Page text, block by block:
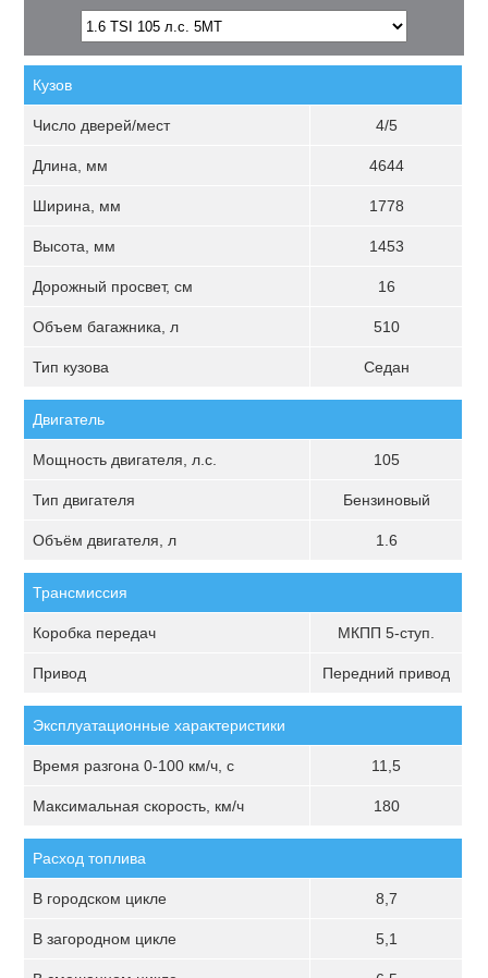
Кузов
Число дверей/мест 4/5
Длина, мм 4644
Ширина, мм 1778
Высота, мм 1453
Дорожный просвет, см 16
Объем багажника, л 510
Тип кузова Седан
Двигатель
Мощность двигателя, л.с. 105
Тип двигателя Бензиновый
Объём двигателя, л 1.6
Трансмиссия
Коробка передач МКПП 5-ступ.
Привод Передний привод
Эксплуатационные характеристики
Время разгона 0-100 км/ч, с 11,5
Максимальная скорость, км/ч 180
Расход топлива
В городском цикле 8,7
В загородном цикле 5,1